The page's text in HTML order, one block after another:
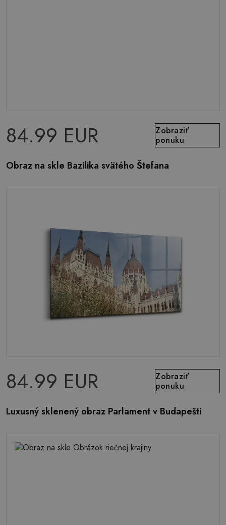
84.99 EUR
Zobraziť
ponuku
Obraz na skle Bazilika svätého Štefana
84.99 EUR
Zobraziť
ponuku
Luxusný sklenený obraz Parlament v Budapešti